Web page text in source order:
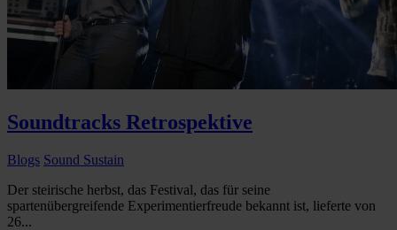
Soundtracks Retrospektive
Blogs Sound Sustain
Der steirische herbst, das Festival, das für seine
spartenübergreifende Experimentierfreude bekannt ist, lieferte von
26...